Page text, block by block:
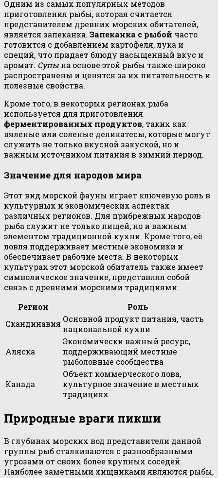
Одним из самых популярных методов
приготовления рыбы, которая считается
представителем древних морских обитателей,
является запеканка. Запеканка с рыбой часто
готовится с добавлением картофеля, лука и
специй, что придает блюду насыщенный вкус и
аромат. Супы на основе этой рыбы также широко
распространены и ценятся за их питательность и
полезные свойства.
Кроме того, в некоторых регионах рыба
используется для приготовления
ферментированных продуктов, таких как
вяленые или соленые деликатесы, которые могут
служить не только вкусной закуской, но и
важным источником питания в зимний период.
Значение для народов мира
Этот вид морской фауны играет ключевую роль в
культурных и экономических аспектах
различных регионов. Для прибрежных народов
рыба служит не только пищей, но и важным
элементом традиционной кухни. Кроме того, её
ловля поддерживает местные экономики и
обеспечивает рабочие места. В некоторых
культурах этот морской обитатель также имеет
символическое значение, представляя собой
связь с древними морскими традициями.
Регион
Роль
Скандинавия Основной продукт питания, часть
национальной кухни
Аляска
Экономически важный ресурс,
поддерживающий местные
рыболовные сообщества
Канада
Объект коммерческого лова,
культурное значение в местных
традициях
Природные враги пикши
В глубинах морских вод представители данной
группы рыб сталкиваются с разнообразными
угрозами от своих более крупных соседей.
Наиболее заметными хищниками являются рыбы,